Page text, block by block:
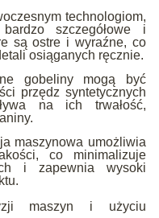
technologiom,
szczegółowe i
są ostre i wyraźne, co
osiąganych ręcznie.
gobeliny mogą być
przędz syntetycznych
na ich trwałość,
maszynowa umożliwia
co minimalizuje
i zapewnia wysoki
maszyn i użyciu